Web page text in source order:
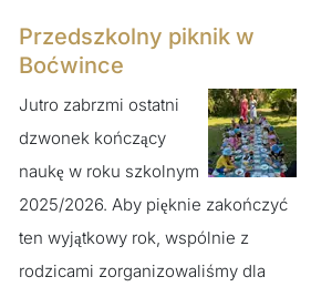
Przedszkolny piknik w
Boćwince
Jutro zabrzmi ostatni
dzwonek kończący
naukę w roku szkolnym
2025/2026. Aby pięknie zakończyć
ten wyjątkowy rok, wspólnie z
rodzicami zorganizowaliśmy dla